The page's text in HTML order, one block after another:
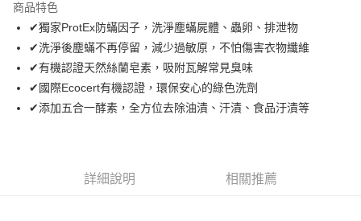
合作金庫商業銀行
華南商業銀行
彰化商業銀行
上海商業儲蓄銀行
台北富邦商業銀行
國泰世華商業銀行
兆豐國際商業銀行
臺灣中小企業銀行
台中商業銀行
匯豐（台灣）商業銀行
華泰商業銀行
聯邦商業銀行
遠東國際商業銀行
台灣樂天信用卡公司
6 期 0 利率 每期
華南商業銀行
彰化商業銀行
上海商業儲蓄銀行
台北富邦商業銀行
國泰世華商業銀行
兆豐國際商業銀行
臺灣中小企業銀行
台中商業銀行
玉山商業銀行
星展（台灣）商業銀行
LINE Pay
Apple Pay
悠遊付
商品特色
✔獨家ProtEx防蟎因子，洗淨塵蟎屍體、蟲卵、排泄物
✔洗淨後塵蟎不再停留，減少過敏原，不怕傷害衣物纖維
✔有機認證天然絲蘭皂素，吸附瓦解常見臭味
✔國際Ecocert有機認證，環保安心的綠色洗劑
✔添加五合一酵素，全方位去除油漬、汗漬、食品汙漬等
詳細說明 相關推薦